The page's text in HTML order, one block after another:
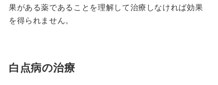
果がある薬であることを理解して治療しなければ効果
を得られません。
白点病の治療